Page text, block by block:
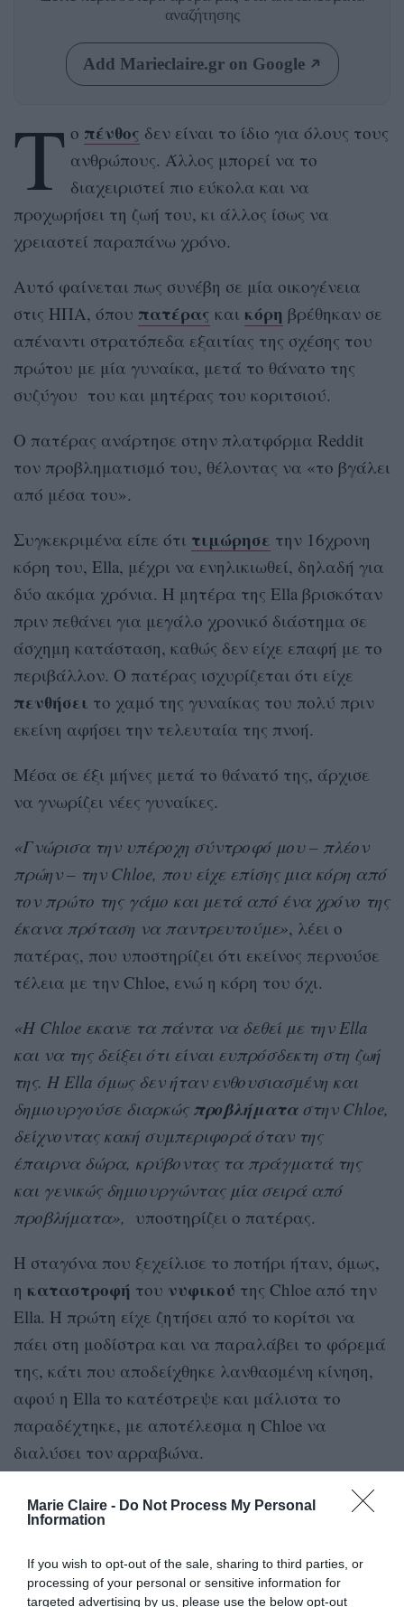
Marie Claire - Do Not Process My Personal
Information
If you wish to opt-out of the sale, sharing to third parties, or
processing of your personal or sensitive information for
targeted advertising by us, please use the below opt-out
αναζήτησης
Add Marieclaire.gr on Google
Τ ο πένθος δεν είναι το ίδιο για όλους τους
ανθρώπους. Άλλος μπορεί να το
διαχειριστεί πιο εύκολα και να
προχωρήσει τη ζωή του, κι άλλος ίσως να
χρειαστεί παραπάνω χρόνο.
Αυτό φαίνεται πως συνέβη σε μία οικογένεια
στις ΗΠΑ, όπου πατέρας και κόρη βρέθηκαν σε
απέναντι στρατόπεδα εξαιτίας της σχέσης του
πρώτου με μία γυναίκα, μετά το θάνατο της
συζύγου του και μητέρας του κοριτσιού.
Ο πατέρας ανάρτησε στην πλατφόρμα Reddit
τον προβληματισμό του, θέλοντας να «το βγάλει
από μέσα του».
Συγκεκριμένα είπε ότι τιμώρησε την 16χρονη
κόρη του, Ella, μέχρι να ενηλικιωθεί, δηλαδή για
δύο ακόμα χρόνια. Η μητέρα της Ella βρισκόταν
πριν πεθάνει για μεγάλο χρονικό διάστημα σε
άσχημη κατάσταση, καθώς δεν είχε επαφή με το
περιβάλλον. Ο πατέρας ισχυρίζεται ότι είχε
πενθήσει το χαμό της γυναίκας του πολύ πριν
εκείνη αφήσει την τελευταία της πνοή.
Μέσα σε έξι μήνες μετά το θάνατό της, άρχισε
να γνωρίζει νέες γυναίκες.
«Γνώρισα την υπέροχη σύντροφό μου – πλέον
πρώην – την Chloe, που είχε επίσης μια κόρη από
τον πρώτο της γάμο και μετά από ένα χρόνο της
έκανα πρόταση να παντρευτούμε», λέει ο
πατέρας, που υποστηρίζει ότι εκείνος περνούσε
τέλεια με την Chloe, ενώ η κόρη του όχι.
«Η Chloe εκανε τα πάντα να δεθεί με την Ella
και να της δείξει ότι είναι ευπρόσδεκτη στη ζωή
της. Η Ella όμως δεν ήταν ενθουσιασμένη και
δημιουργούσε διαρκώς προβλήματαστην Chloe,
δείχνοντας κακή συμπεριφορά όταν της
έπαιρνα δώρα, κρύβοντας τα πράγματά της
και γενικώς δημιουργώντας μία σειρά από
προβλήματα», υποστηρίζει ο πατέρας.
Η σταγόνα που ξεχείλισε το ποτήρι ήταν, όμως,
η καταστροφή του νυφικού της Chloe από την
Ella. Η πρώτη είχε ζητήσει από το κορίτσι να
πάει στη μοδίστρα και να παραλάβει το φόρεμά
της, κάτι που αποδείχθηκε λανθασμένη κίνηση,
αφού η Ella το κατέστρεψε και μάλιστα το
παραδέχτηκε, με αποτέλεσμα η Chloe να
διαλύσει τον αρραβώνα.
This is the most awful thing I’ve read in a
minute.